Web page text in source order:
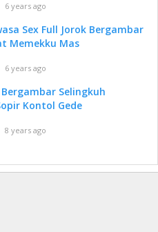
6 years ago
Sex Full Jorok Bergambar
Memekku Mas
6 years ago
Selingkuh
Kontol Gede
8 years ago